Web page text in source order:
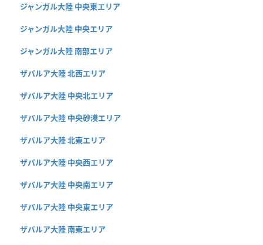
ジャンガル大陸 中央東エリア
ジャンガル大陸 中央エリア
ジャンガル大陸 南部エリア
ザバルア大陸 北西エリア
ザバルア大陸 中央北エリア
ザバルア大陸 中央砂漠エリア
ザバルア大陸 北東エリア
ザバルア大陸 中央西エリア
ザバルア大陸 中央南エリア
ザバルア大陸 中央東エリア
ザバルア大陸 南東エリア